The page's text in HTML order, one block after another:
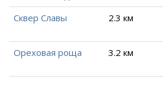
Сквер Славы 2.3 км
Ореховая роща 3.2 км